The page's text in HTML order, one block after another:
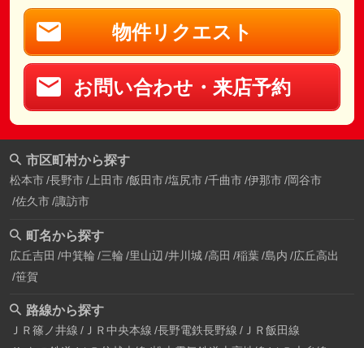
物件リクエスト
お問い合わせ・来店予約
市区町村から探す
松本市 長野市 上田市 飯田市 塩尻市 千曲市 伊那市 岡谷市
佐久市 諏訪市
町名から探す
広丘吉田 中箕輪 三輪 里山辺 井川城 高田 稲葉 島内 広丘高出
笹賀
路線から探す
ＪＲ篠ノ井線 ＪＲ中央本線 長野電鉄長野線 ＪＲ飯田線